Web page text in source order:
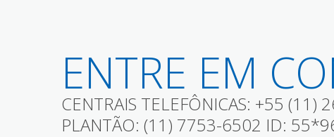
ENTRE EM
CENTRAIS TELEFÔNICAS: +55
PLANTÃO: (11) 7753-6502 ID: